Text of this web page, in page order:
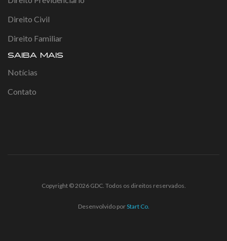
Direito Civil
Direito Familiar
SAIBA MAIS
Notícias
Contato
Copyright © 2026 GDC. Todos os direitos reservados.
Desenvolvido porStart Co.